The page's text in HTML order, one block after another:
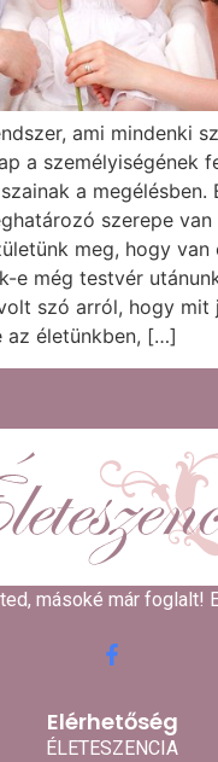
ami mindenki
a személyiségének
a megélésben.
szerepe
meg, hogy
e még testvér
szó arról, hogy mit
az életünkben, […]
másoké már foglalt!
Elérhetőség
ÉLETESZENCIA